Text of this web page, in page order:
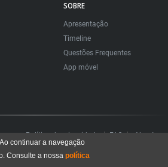
SOBRE
Apresentação
Timeline
Questões Frequentes
App móvel
Política de privacidade FAQ About
Portuguesa de Psicoterapias Construtivistas
continuar a navegação
Consulte a nossapolítica